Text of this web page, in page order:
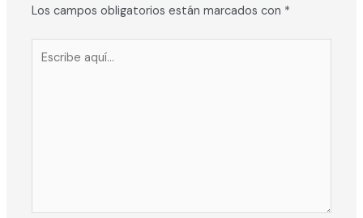
Los campos obligatorios están marcados con *
aquí...